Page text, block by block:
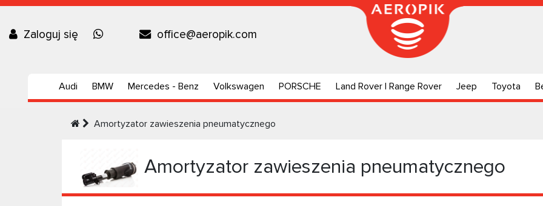
Zaloguj się office@aeropik.com
Audi BMW Mercedes - Benz Volkswagen PORSCHE Land Rover | Range Rover Jeep Toyota
Amortyzator zawieszenia pneumatycznego
Amortyzator zawieszenia pneumatycznego